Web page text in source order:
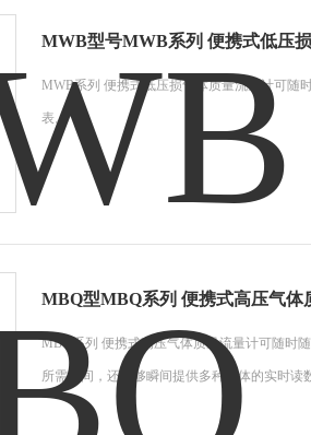
MWB型号MWB系列 便携式低压
MWB系列 便携式低压损气体质量流量计可随
表。
MBQ型MBQ系列 便携式高压气体
MBQ系列 便携式高压气体质量流量计可随时
所需时间，还能够瞬间提供多种气体的实时读